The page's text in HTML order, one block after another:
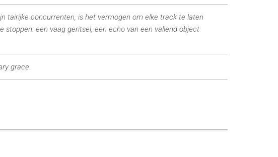
tairijke concurrenten, is het vermogen om elke track te laten
een vaag geritsel, een echo van een vallend object
grace.